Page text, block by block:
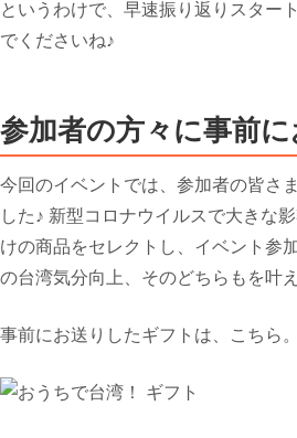
というわけで、早速振り返りスター
でくださいね♪
参加者の方々に事前
今回のイベントでは、参加者の皆さ
した♪ 新型コロナウイルスで大きな
けの商品をセレクトし、イベント参
の台湾気分向上、そのどちらもを叶
事前にお送りしたギフトは、こちら。